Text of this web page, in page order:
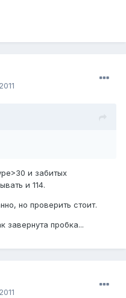
и забитых
и 114.
но проверить стоит.
завернута пробка...